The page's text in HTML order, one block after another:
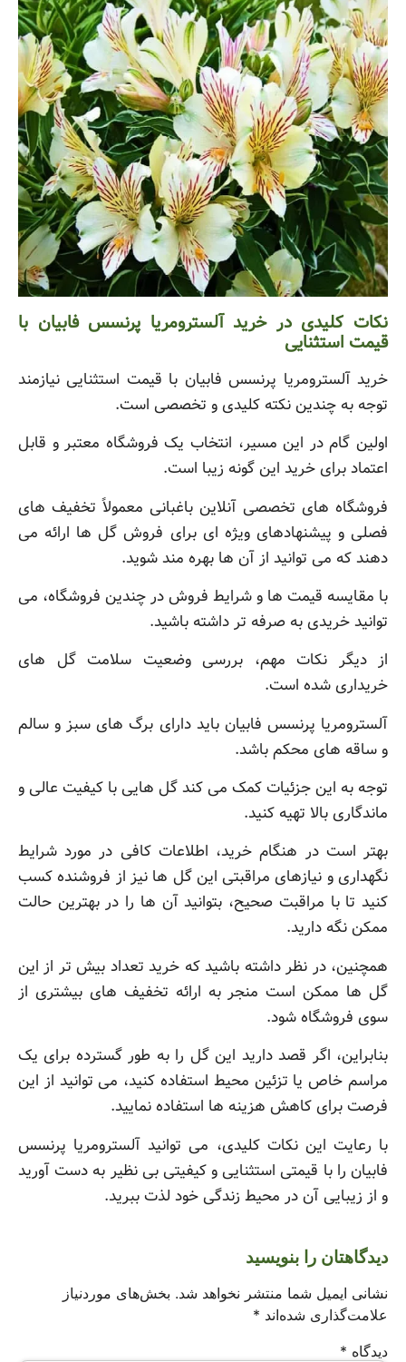
نکات کلیدی در خرید آلسترومریا پرنسس فابیان با
قیمت استثنایی
خرید آلسترومریا پرنسس فابیان با قیمت استثنایی نیازمند
توجه به چندین نکته کلیدی و تخصصی است.
اولین گام در این مسیر، انتخاب یک فروشگاه معتبر و قابل
اعتماد برای خرید این گونه زیبا است.
فروشگاه های تخصصی آنلاین باغبانی معمولاً تخفیف های
فصلی و پیشنهادهای ویژه ای برای فروش گل ها ارائه می
دهند که می توانید از آن ها بهره مند شوید.
با مقایسه قیمت ها و شرایط فروش در چندین فروشگاه، می
توانید خریدی به صرفه تر داشته باشید.
از دیگر نکات مهم، بررسی وضعیت سلامت گل های
خریداری شده است.
آلسترومریا پرنسس فابیان باید دارای برگ های سبز و سالم
و ساقه های محکم باشد.
توجه به این جزئیات کمک می کند گل هایی با کیفیت عالی و
ماندگاری بالا تهیه کنید.
بهتر است در هنگام خرید، اطلاعات کافی در مورد شرایط
نگهداری و نیازهای مراقبتی این گل ها نیز از فروشنده کسب
کنید تا با مراقبت صحیح، بتوانید آن ها را در بهترین حالت
ممکن نگه دارید.
همچنین، در نظر داشته باشید که خرید تعداد بیش تر از این
گل ها ممکن است منجر به ارائه تخفیف های بیشتری از
سوی فروشگاه شود.
بنابراین، اگر قصد دارید این گل را به طور گسترده برای یک
مراسم خاص یا تزئین محیط استفاده کنید، می توانید از این
فرصت برای کاهش هزینه ها استفاده نمایید.
با رعایت این نکات کلیدی، می توانید آلسترومریا پرنسس
فابیان را با قیمتی استثنایی و کیفیتی بی نظیر به دست آورید
و از زیبایی آن در محیط زندگی خود لذت ببرید.
دیدگاهتان را بنویسید
نشانی ایمیل شما منتشر نخواهد شد. بخش‌های موردنیاز
علامت‌گذاری شده‌اند *
دیدگاه *